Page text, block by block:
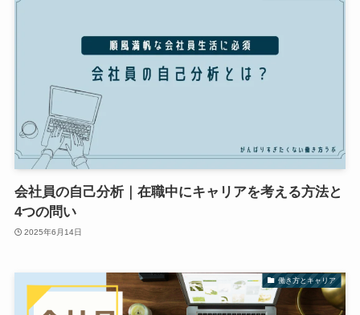
会社員の自己分析｜在職中にキャリアを考える方法と
4つの問い
2025年6月14日
働き方とキャリア